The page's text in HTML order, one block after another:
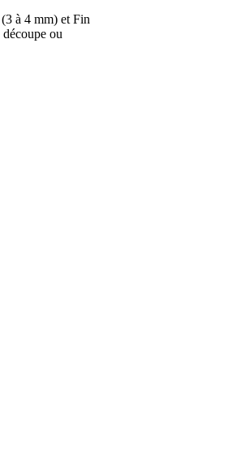
à 4 mm) et Fin
ou